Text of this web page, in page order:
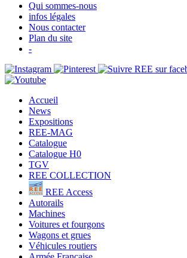
Qui sommes-nous
infos légales
Nous contacter
Plan du site
-
Accueil
News
Expositions
REE-MAG
Catalogue
Catalogue H0
TGV
REE COLLECTION
REE Access
Autorails
Machines
Voitures et fourgons
Wagons et grues
Véhicules routiers